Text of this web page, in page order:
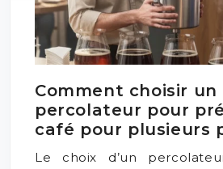
Comment choisir un
percolateur pour
café pour plusieurs
Le choix d’un